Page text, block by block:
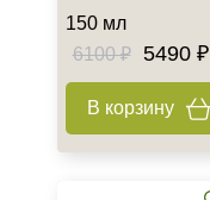
Процедура
Биоревитализация
Демакияж
Мезотерапия
Показать еще
150 мл
6100 ₽
5490 ₽
В корзину